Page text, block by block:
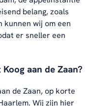
belang, zoals
wij om een
er sneller een
aan de Zaan?
de Zaan, op korte
Wij zijn hier